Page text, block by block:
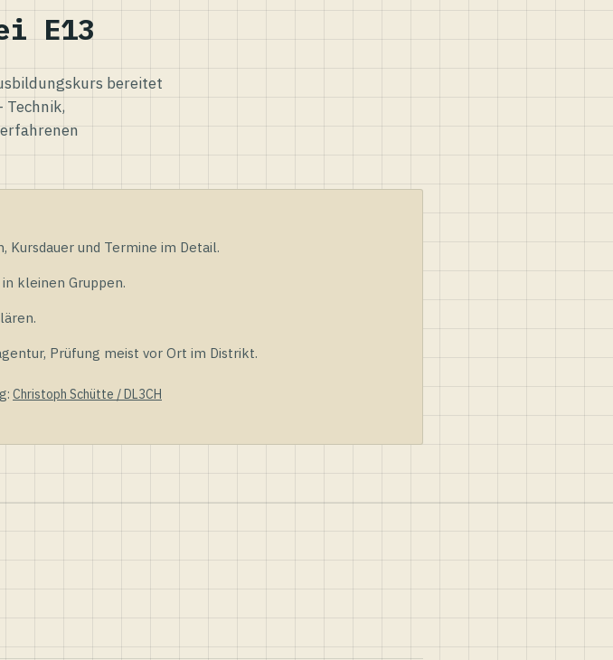
E13
bereitet
und Termine im Detail.
kleinen Gruppen.
Prüfung meist vor Ort im Distrikt.
Christoph Schütte / DL3CH